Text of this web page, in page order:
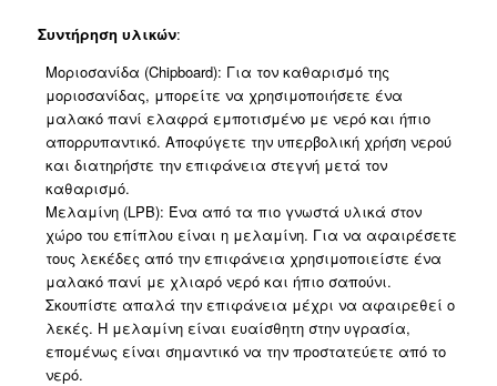
Συντήρηση υλικών:
Μοριοσανίδα (Chipboard): Για τον καθαρισμό της
μοριοσανίδας, μπορείτε να χρησιμοποιήσετε ένα
μαλακό πανί ελαφρά εμποτισμένο με νερό και ήπιο
απορρυπαντικό. Αποφύγετε την υπερβολική χρήση νερού
και διατηρήστε την επιφάνεια στεγνή μετά τον
καθαρισμό.
Μελαμίνη (LPB): Ένα από τα πιο γνωστά υλικά στον
χώρο του επίπλου είναι η μελαμίνη. Για να αφαιρέσετε
τους λεκέδες από την επιφάνεια χρησιμοποιείστε ένα
μαλακό πανί με χλιαρό νερό και ήπιο σαπούνι.
Σκουπίστε απαλά την επιφάνεια μέχρι να αφαιρεθεί ο
λεκές. Η μελαμίνη είναι ευαίσθητη στην υγρασία,
επομένως είναι σημαντικό να την προστατεύετε από το
νερό.